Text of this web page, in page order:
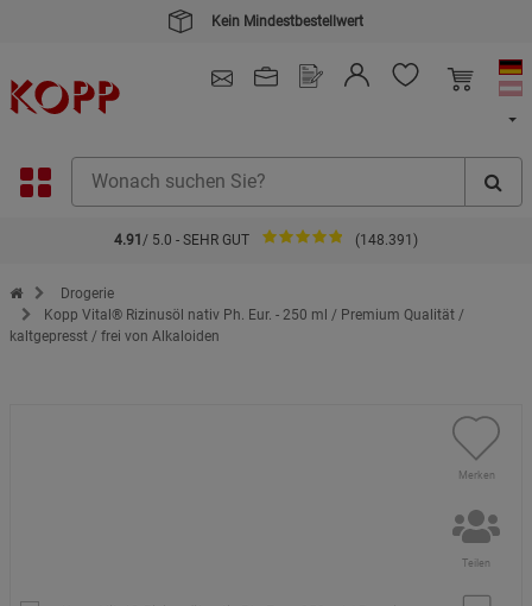
4.91 / 5.0 - SEHR GUT (148.391)
Zur Startseite des Kopp Verlag Online-Shop
Drogerie
Kopp Vital® Rizinusöl nativ Ph. Eur. - 250 ml / Premium Qualität /
kaltgepresst / frei von Alkaloiden
Merken
Teilen